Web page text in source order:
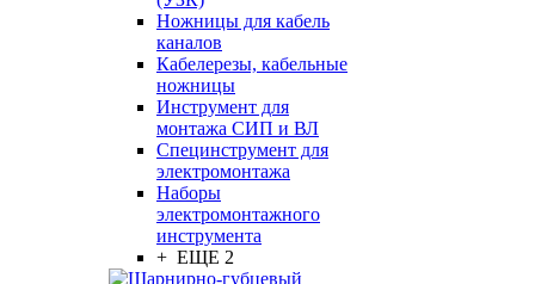
Ножницы для кабель
каналов
Кабелерезы, кабельные
ножницы
Инструмент для
монтажа СИП и ВЛ
Специнструмент для
электромонтажа
Наборы
электромонтажного
инструмента
+ ЕЩЕ 2